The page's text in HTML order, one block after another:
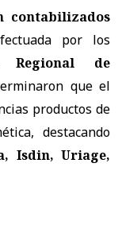
contabilizados
por los
de
que el
productos de
destacando
Isdin, Uriage,